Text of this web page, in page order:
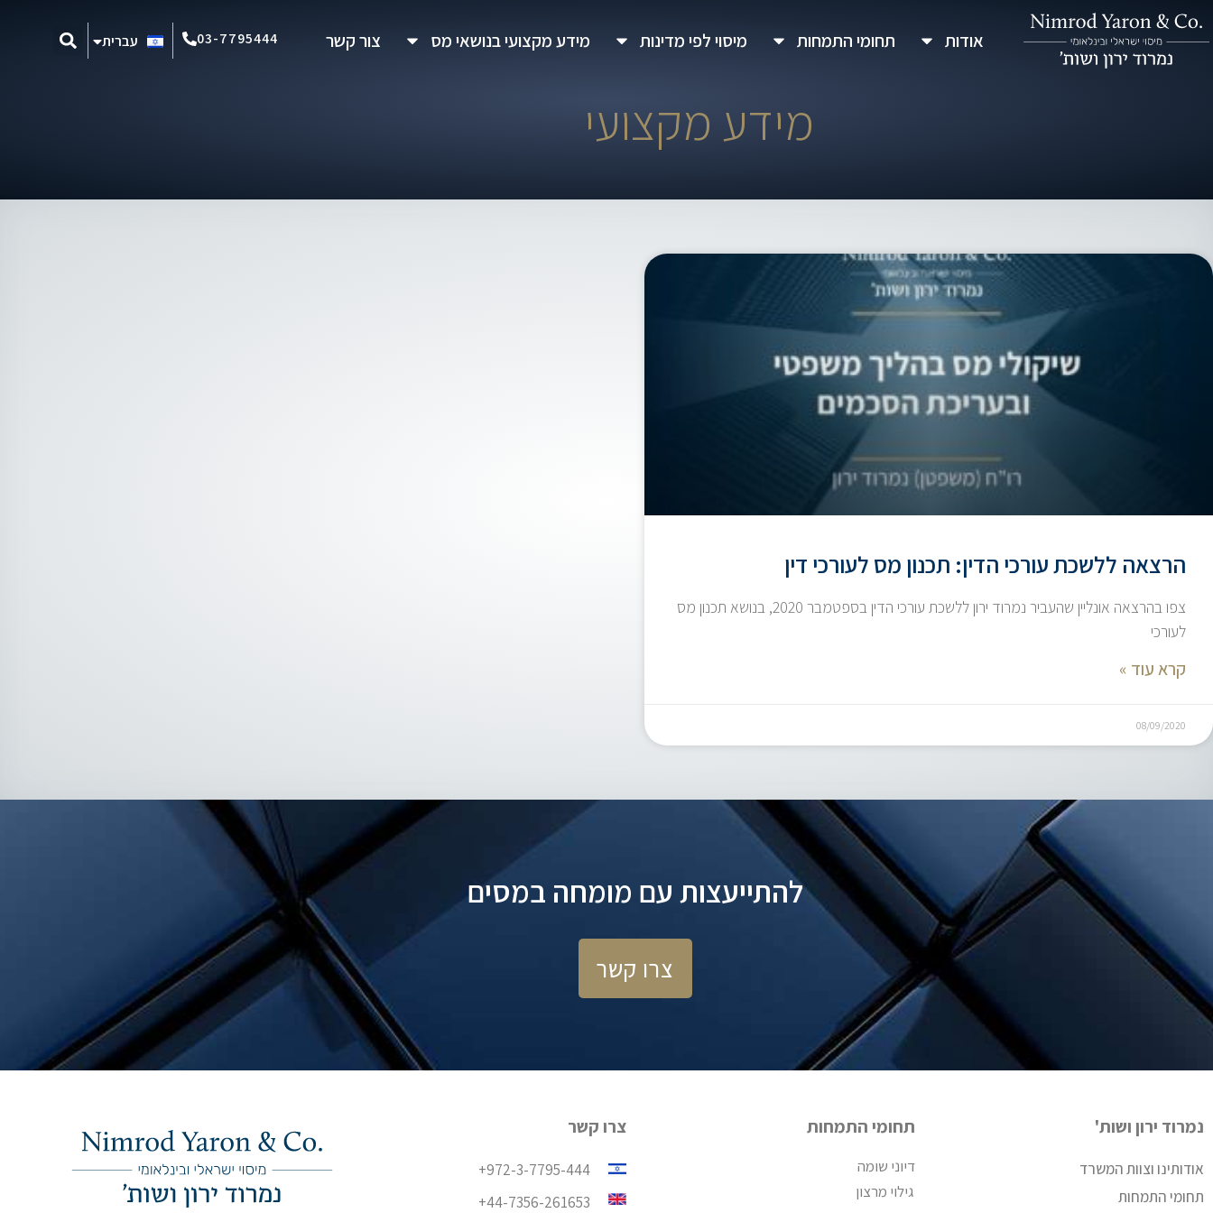
דילוג
לתוכן
אודות תחומי התמחות מיסוי לפי מדינות מידע מקצועי בנושאי מס צור קשר 03-7795444 עברית
Português
מידע מקצועי
הרצאה ללשכת עורכי הדין: תכנון מס לעורכי דין
צפו בהרצאה אונליין שהעביר נמרוד ירון ללשכת עורכי הדין בספטמבר 2020, בנושא תכנון מס
לעורכי
קרא עוד »
08/09/2020
להתייעצות עם מומחה במסים
צרו קשר
נמרוד ירון ושות'
אודותינו וצוות המשרד
תחומי התמחות
תחומי התמחות
דיוני שומה
גילוי מרצון
צרו קשר
972-3-7795-444+
44-7356-261653+